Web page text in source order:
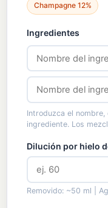
Champagne 12%
Ingredientes
Introduzca el nombre,
ingrediente. Los
Dilución por hielo
Removido: ~50 ml |